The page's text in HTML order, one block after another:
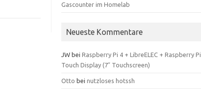
Gascounter im Homelab
Neueste Kommentare
JW beiRaspberry Pi 4 + LibreELEC + Raspberry Pi
Touch Display (7″ Touchscreen)
Otto beinutzloses hotssh